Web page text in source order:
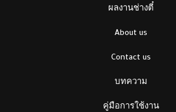
ผลงานช่างตี๋
About us
Contact us
บทความ
คู่มือการใช้งาน